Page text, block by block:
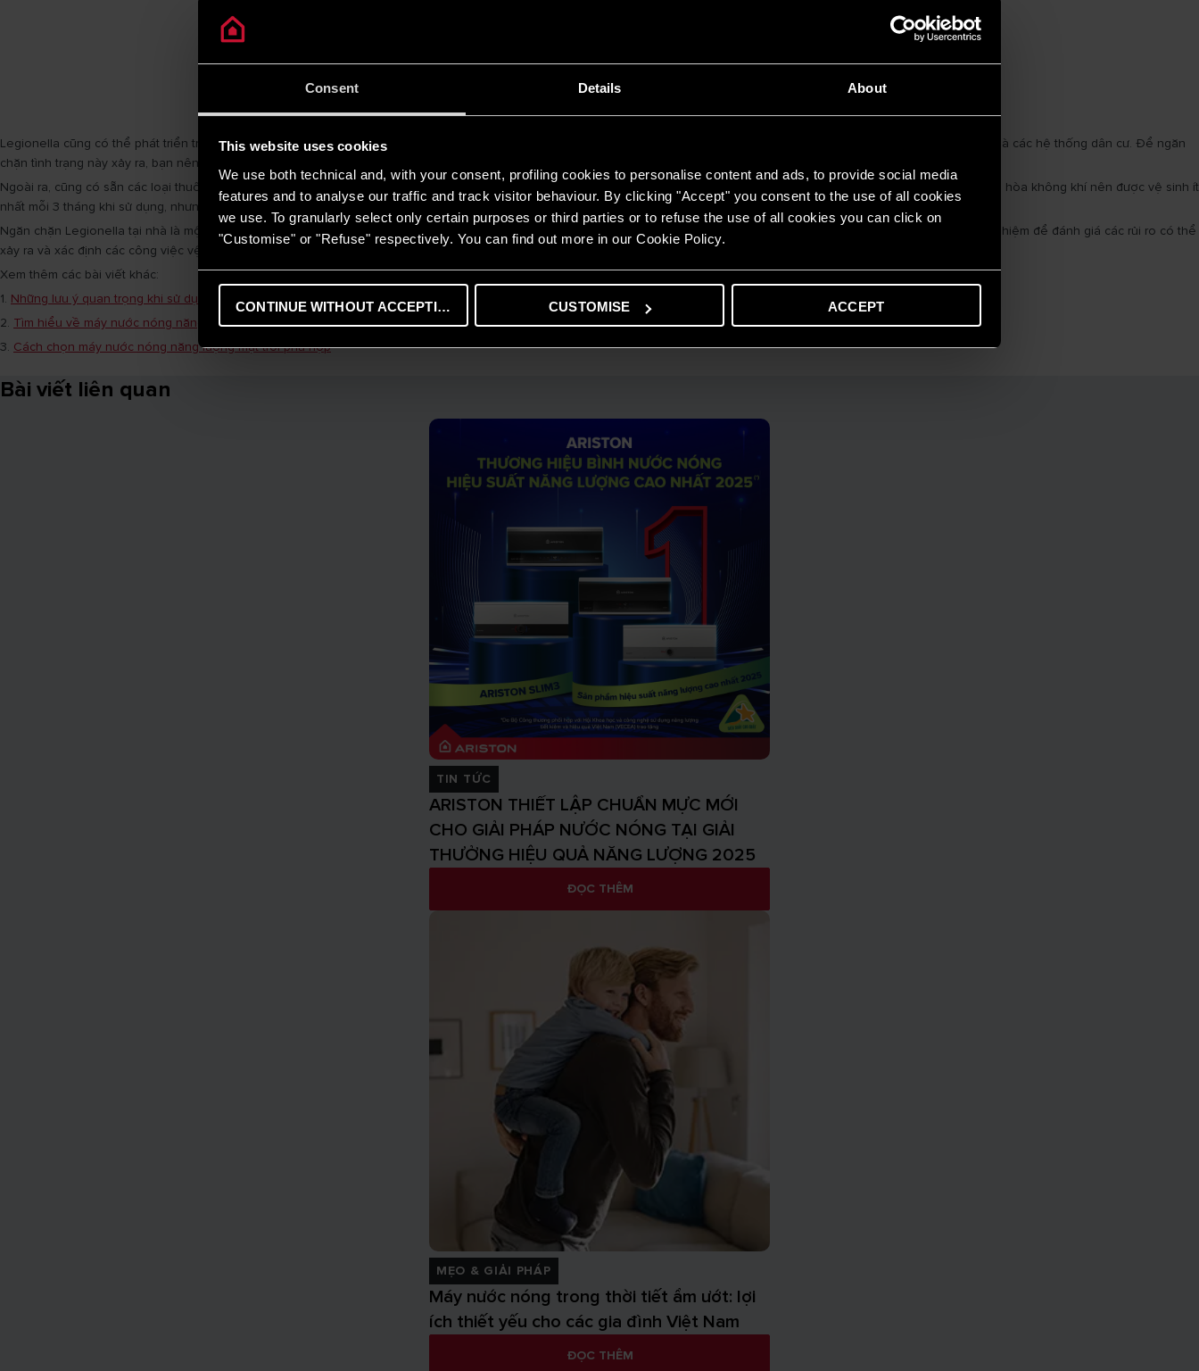
Consent Details About
This website uses cookies
We use both technical and, with your consent, profiling cookies to personalise content and ads, to provide social media
features and to analyse our traffic and track visitor behaviour. By clicking "Accept" you consent to the use of all cookies
we use. To granularly select only certain purposes or third parties or to refuse the use of all cookies you can click on
"Customise" or "Refuse" respectively. You can find out more in our Cookie Policy.
CONTINUE WITHOUT ACCEPTING CUSTOMISE ACCEPT
Legionella cũng có thể phát triển trong các ống dẫn của hệ thống điều hòa không khí, mặc dù điều này phổ biến hơn trong các hệ thống công nghiệp hoặc doanh nghiệp hơn là các hệ thống dân cư. Để ngăn
chặn tình trạng này xảy ra, bạn nên thường xuyên vệ sinh bộ lọc của hệ thống điều hòa và bên trong các bộ phận như quạt và khoang bên trong.
Ngoài ra, cũng có sẵn các loại thuốc xịt khử trùng có thể được sử dụng để phun vào đường ống và các vị trí khó tiếp cận nhằm loại bỏ vi khuẩn và các mầm bệnh khác. Máy điều hòa không khí nên được vệ sinh ít
nhất mỗi 3 tháng khi sử dụng, nhưng quan trọng nhất là phải thực hiện vệ sinh trước khi khởi động lại hệ thống sau một thời gian không sử dụng.
Ngăn chặn Legionella tại nhà là một vấn đề nghiêm trọng và quan trọng không nên bỏ qua. Nếu có bất kỳ lo ngại nào, bạn có thể tham khảo ý kiến của chuyên gia giàu kinh nghiệm để đánh giá các rủi ro có thể
xảy ra và xác định các công việc vệ sinh và khử trùng cần thiết để sử dụng hệ thống sinh hoạt một cách an toàn.
Xem thêm các bài viết khác:
1. Những lưu ý quan trọng khi sử dụng máy nước nóng năng lượng mặt trời
2. Tìm hiểu về máy nước nóng năng lượng mặt trời Ariston 116L
3. Cách chọn máy nước nóng năng lượng mặt trời phù hợp
Bài viết liên quan
TIN TỨC
ARISTON THIẾT LẬP CHUẨN MỰC MỚI
CHO GIẢI PHÁP NƯỚC NÓNG TẠI GIẢI
THƯỞNG HIỆU QUẢ NĂNG LƯỢNG 2025
ĐỌC THÊM
MẸO & GIẢI PHÁP
Máy nước nóng trong thời tiết ẩm ướt: lợi
ích thiết yếu cho các gia đình Việt Nam
ĐỌC THÊM